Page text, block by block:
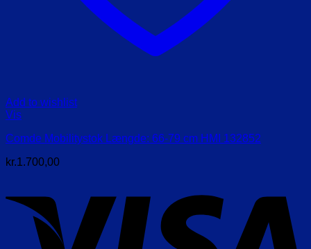
Add to wishlist
Vis
Comde Mobilitystok Længde: 66-79 cm HMI 132852
kr.1.700,00